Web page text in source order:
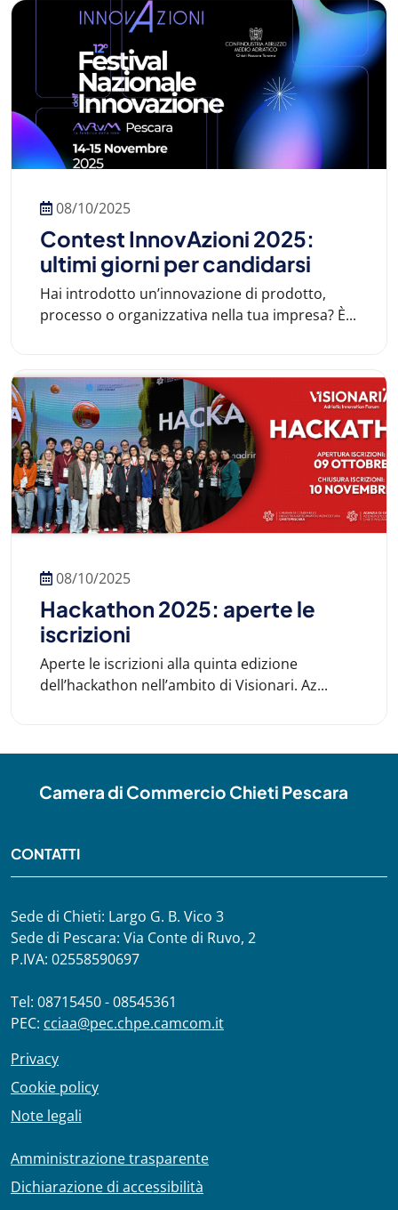
08/10/2025
Contest InnovAzioni 2025:
ultimi giorni per candidarsi
Hai introdotto un’innovazione di prodotto,
processo o organizzativa nella tua impresa? È...
08/10/2025
Hackathon 2025: aperte le
iscrizioni
Aperte le iscrizioni alla quinta edizione
dell’hackathon nell’ambito di Visionari. Az...
Camera di Commercio Chieti Pescara
CONTATTI
Sede di Chieti: Largo G. B. Vico 3
Sede di Pescara: Via Conte di Ruvo, 2
P.IVA: 02558590697
Tel: 08715450 - 08545361
PEC: cciaa@pec.chpe.camcom.it
Privacy
Cookie policy
Note legali
Amministrazione trasparente
Dichiarazione di accessibilità